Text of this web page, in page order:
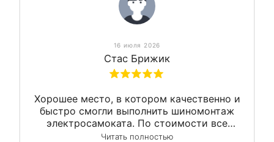
16 июля 2026
Стас Брижик
Хорошее место, в котором качественно и
быстро смогли выполнить шиномонтаж
электросамоката. По стоимости все
вышло вообще приемлемо хочу сказать.
Читать полностью